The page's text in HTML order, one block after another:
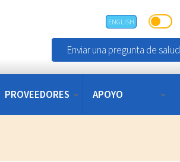
ENGLISH
Enviar una pregunta de salud
PROVEEDORES APOYO